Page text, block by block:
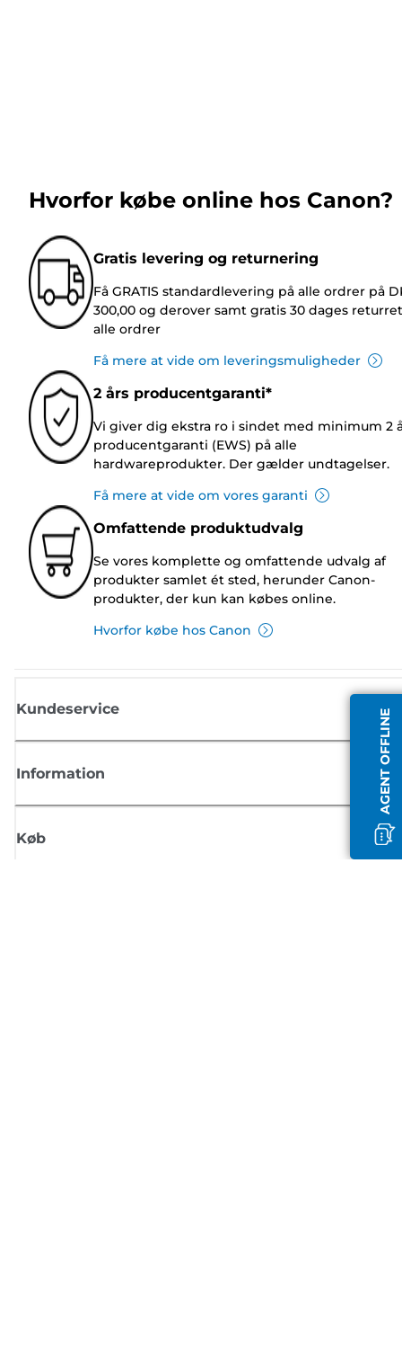
AGENT OFFLINE
Hvorfor købe online hos Canon?
Gratis levering og returnering
Få GRATIS standardlevering på alle ordrer på
300,00 og derover samt gratis 30 dages
alle ordrer
Få mere at vide om leveringsmuligheder
2 års producentgaranti*
Vi giver dig ekstra ro i sindet med minimum 2
producentgaranti (EWS) på alle
hardwareprodukter. Der gælder undtagelser.
Få mere at vide om vores garanti
Omfattende produktudvalg
Se vores komplette og omfattende udvalg af
produkter samlet ét sted, herunder Canon-
produkter, der kun kan købes online.
Hvorfor købe hos Canon
Kundeservice
Information
Køb